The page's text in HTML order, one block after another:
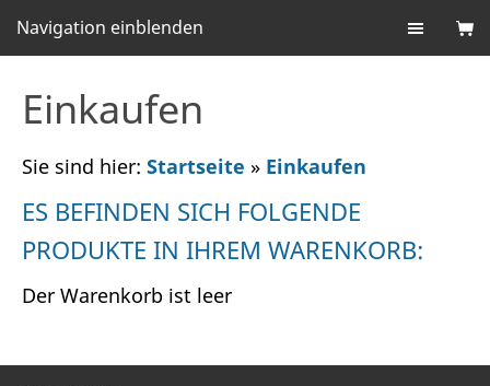
Navigation einblenden
Einkaufen
Sie sind hier: Startseite » Einkaufen
ES BEFINDEN SICH FOLGENDE
PRODUKTE IN IHREM WARENKORB:
Der Warenkorb ist leer